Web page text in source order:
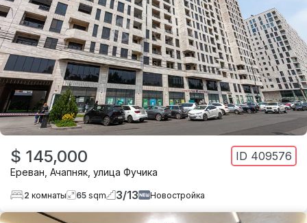
$ 145,000 ID 409576
Ереван Ачапняк улица Фучика
2 комнаты 65 sqm 3/13 Новостройка